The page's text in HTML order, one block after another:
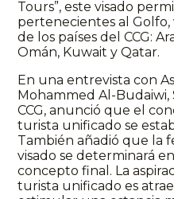
Tours”, este visado
pertenecientes al
de los países del CCG:
Omán, Kuwait y Qatar.
En una entrevista con
Mohammed Al-Budaiwi,
CCG, anunció que el
turista unificado se
También añadió que la
visado se determinará
concepto final. La
turista unificado es